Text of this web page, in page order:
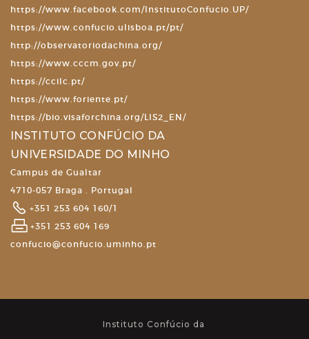
https://www.facebook.com/InstitutoConfucio.UP/
https://www.confucio.ulisboa.pt/pt/
http://observatoriodachina.org/
https://www.cccm.gov.pt/
https://ccilc.pt/
https://www.foriente.pt/
https://bio.visaforchina.org/LIS2_EN/
INSTITUTO CONFÚCIO DA
UNIVERSIDADE DO MINHO
Campus de Gualtar
4710-057 Braga . Portugal
+351 253 604 160/1
+351 253 604 169
confucio@confucio.uminho.pt
Instituto Confúcio da